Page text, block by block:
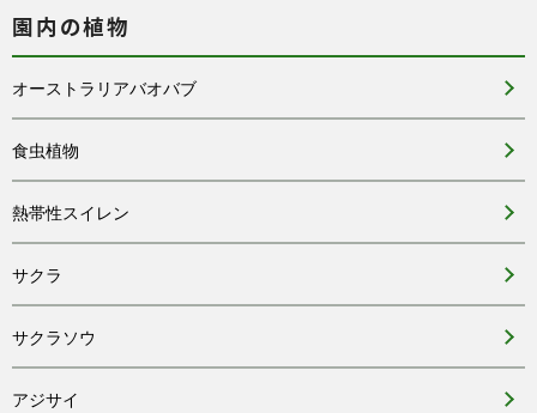
園内の植物
オーストラリアバオバブ
食虫植物
熱帯性スイレン
サクラ
サクラソウ
アジサイ